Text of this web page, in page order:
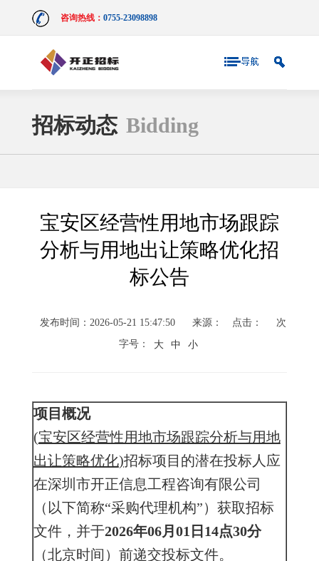
咨询热线： 0755-23098898
招标动态 Bidding
宝安区经营性用地市场跟踪
分析与用地出让策略优化招
标公告
发布时间：2026-05-21 15:47:50 来源： 点击：
次
字号：
大 中 小
项目概况
(宝安区经营性用地市场跟踪分析与用地
出让策略优化)招标项目的潜在投标人应
在深圳市开正信息工程咨询有限公司
（以下简称“采购代理机构”）获取招标
文件，并于2026年06月 01 日 14点30分
（北京时间）前递交投标文件。